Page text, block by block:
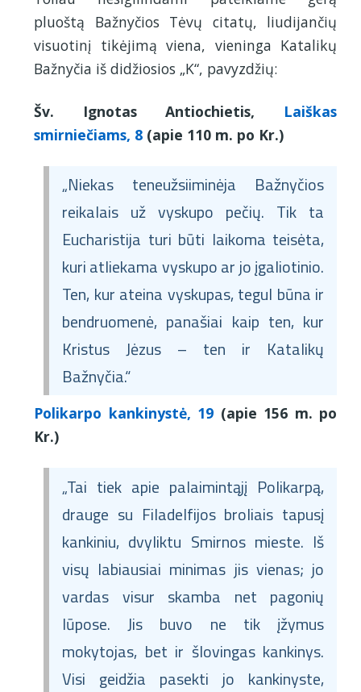
pluoštą Bažnyčios Tėvų citatų, liudijančių
visuotinį tikėjimą viena, vieninga Katalikų
Bažnyčia iš didžiosios „K“, pavyzdžių:
Šv. Ignotas Antiochietis, Laiškas
smirniečiams, 8 (apie 110 m. po Kr.)
„Niekas teneužsiiminėja Bažnyčios
reikalais už vyskupo pečių. Tik ta
Eucharistija turi būti laikoma teisėta,
kuri atliekama vyskupo ar jo įgaliotinio.
Ten, kur ateina vyskupas, tegul būna ir
bendruomenė, panašiai kaip ten, kur
Kristus Jėzus – ten ir Katalikų
Bažnyčia.“
Polikarpo kankinystė, 19 (apie 156 m. po
Kr.)
„Tai tiek apie palaimintąjį Polikarpą,
drauge su Filadelfijos broliais tapusį
kankiniu, dvyliktu Smirnos mieste. Iš
visų labiausiai minimas jis vienas; jo
vardas visur skamba net pagonių
lūpose. Jis buvo ne tik įžymus
mokytojas, bet ir šlovingas kankinys.
Visi geidžia pasekti jo kankinyste,